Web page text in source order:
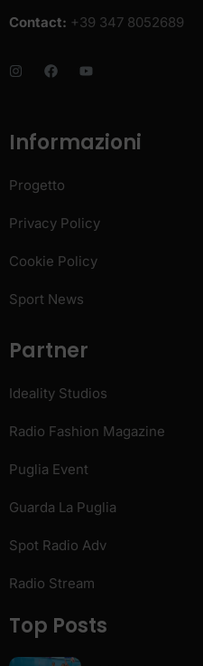
Contact: +39 347 8052689
Informazioni
Progetto
Privacy Policy
Cookie Policy
Sport News
Partner
Ideality Studios
Radio Fashion Magazine
Puglia Event
Guarda La Puglia
Spot Radio Adv
Radio Stream
Top Posts